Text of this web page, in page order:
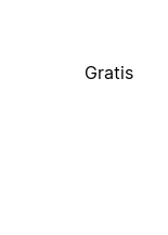
Gratis